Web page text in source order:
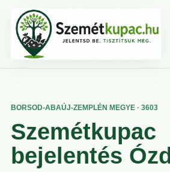
BORSOD-ABAÚJ-ZEMPLÉN MEGYE · 3603
Szemétkupac
bejelentés